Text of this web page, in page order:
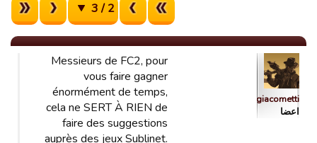
2 / 3
giacometti
اعضا
Messieurs de FC2, pour
vous faire gagner
énormément de temps,
cela ne SERT À RIEN de
faire des suggestions
auprès des jeux Sublinet.